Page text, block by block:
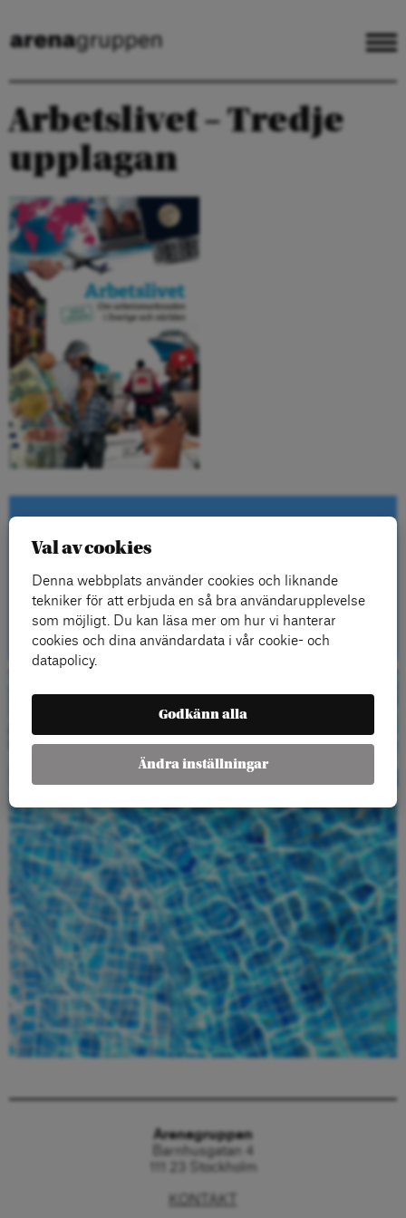
Arbetslivet – Tredje
upplagan
Kontakta oss
Kontakt
Beställ gratis
material
Beställ här
Arenagruppen
Barnhusgatan 4
111 23 Stockholm
KONTAKT
Val av cookies
Denna webbplats använder cookies och liknande
tekniker för att erbjuda en så bra användarupplevelse
som möjligt. Du kan läsa mer om hur vi hanterar
cookies och dina användardata i vår cookie- och
datapolicy.
Godkänn alla
Ändra inställningar